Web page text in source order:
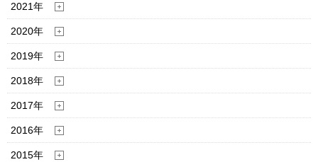
2021年
2020年
2019年
2018年
2017年
2016年
2015年